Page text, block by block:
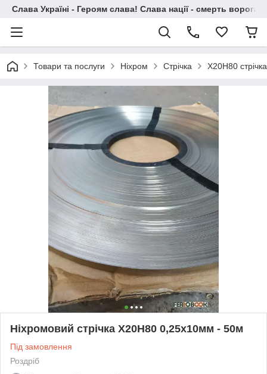
Слава Україні - Героям слава! Слава нації - смерть
Товари та послуги Ніхром Стрічка Х20Н80
Ніхромовий стрічка Х20Н80 0,25х10мм - 50м
Під замовлення
Роздріб